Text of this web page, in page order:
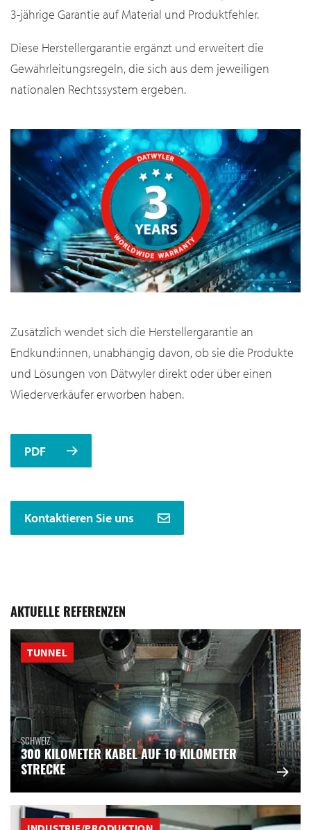
3-jährige Garantie auf Material und Produktfehler.
Diese Herstellergarantie ergänzt und erweitert die
Gewährleitungsregeln, die sich aus dem jeweiligen
nationalen Rechtssystem ergeben.
Zusätzlich wendet sich die Herstellergarantie an
Endkund:innen, unabhängig davon, ob sie die Produkte
und Lösungen von Dätwyler direkt oder über einen
Wiederverkäufer erworben haben.
PDF
Kontaktieren Sie uns
AKTUELLE REFERENZEN
TUNNEL
SCHWEIZ
300 KILOMETER KABEL AUF 10 KILOMETER
STRECKE